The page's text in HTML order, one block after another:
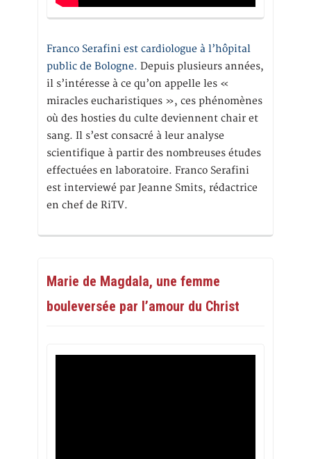
Franco Serafini est cardiologue à l’hôpital
public de Bologne. Depuis plusieurs années,
il s’intéresse à ce qu’on appelle les «
miracles eucharistiques », ces phénomènes
où des hosties du culte deviennent chair et
sang. Il s’est consacré à leur analyse
scientifique à partir des nombreuses études
effectuées en laboratoire. Franco Serafini
est interviewé par Jeanne Smits, rédactrice
en chef de RiTV.
Marie de Magdala, une femme
bouleversée par l’amour du Christ